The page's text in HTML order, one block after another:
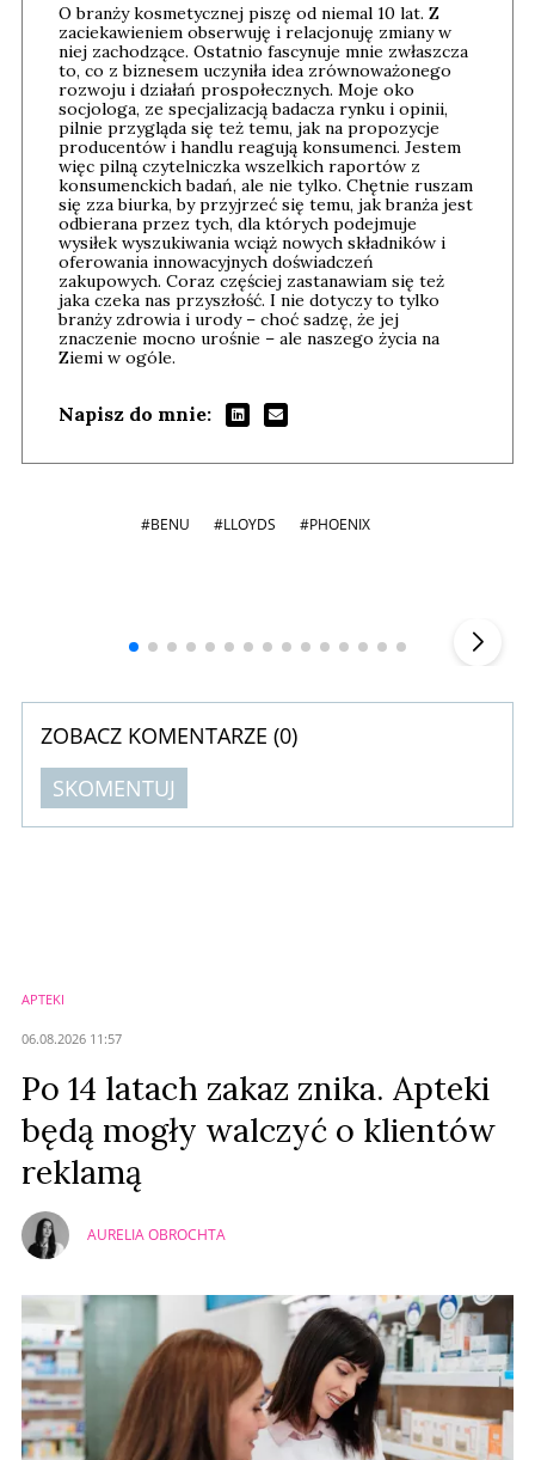
O branży kosmetycznej piszę od niemal 10 lat. Z
zaciekawieniem obserwuję i relacjonuję zmiany w
niej zachodzące. Ostatnio fascynuje mnie zwłaszcza
to, co z biznesem uczyniła idea zrównoważonego
rozwoju i działań prospołecznych. Moje oko
socjologa, ze specjalizacją badacza rynku i opinii,
pilnie przygląda się też temu, jak na propozycje
producentów i handlu reagują konsumenci. Jestem
więc pilną czytelniczka wszelkich raportów z
konsumenckich badań, ale nie tylko. Chętnie ruszam
się zza biurka, by przyjrzeć się temu, jak branża jest
odbierana przez tych, dla których podejmuje
wysiłek wyszukiwania wciąż nowych składników i
oferowania innowacyjnych doświadczeń
zakupowych. Coraz częściej zastanawiam się też
jaka czeka nas przyszłość. I nie dotyczy to tylko
branży zdrowia i urody – choć sadzę, że jej
znaczenie mocno urośnie – ale naszego życia na
Ziemi w ogóle.
Napisz do mnie:
#BENU #LLOYDS #PHOENIX
ZOBACZ KOMENTARZE (0)
SKOMENTUJ
APTEKI
06.08.2026 11:57
Po 14 latach zakaz znika. Apteki
będą mogły walczyć o klientów
reklamą
AURELIA OBROCHTA